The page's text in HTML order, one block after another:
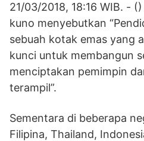
21/03/2018, 18:16 WIB. -
kuno menyebutkan
sebuah kotak emas yang
kunci untuk membangun
menciptakan pemimpin
terampil”.
Sementara di beberapa
Filipina, Thailand,